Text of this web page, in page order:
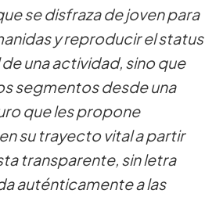
se disfraza de joven para
y reproducir el status
una actividad, sino que
segmentos desde una
que les propone
su trayecto vital a partir
transparente, sin letra
auténticamente a las